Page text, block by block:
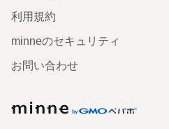
利用規約
minneのセキュリティ
お問い合わせ